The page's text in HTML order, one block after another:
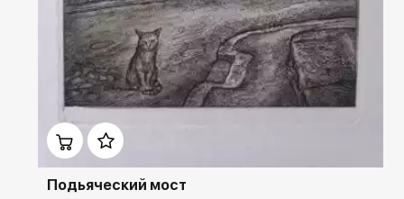
Домен: rakovgallery.ru
Подьяческий мост